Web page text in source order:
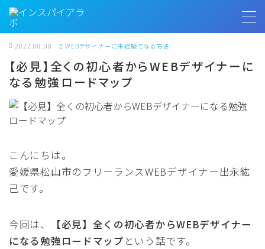
MENU
トップページ
プロフィール
インスパイアラボ
無料相談
2022.08.08 WEBデザイナーに未経験でなる方法
【必見】全くの初心者からWEBデザイナーに
なる勉強ロードマップ
こんにちは。
愛媛県松山市のフリーランスWEBデザイナー出永紘
己です。
今回は、
【必見】全くの初心者からWEBデザイナー
になる勉強ロードマップ という話です。